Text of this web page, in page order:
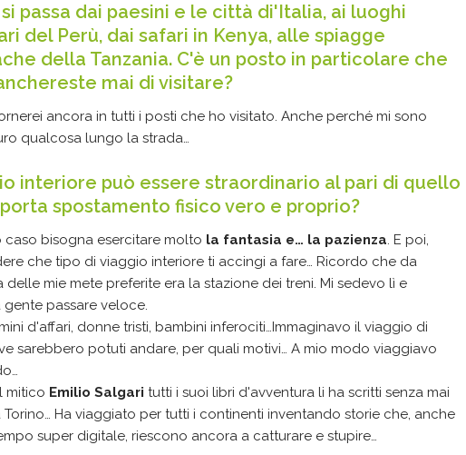
passa dai paesini e le città di'Italia, ai luoghi
del Perù, dai safari in Kenya, alle spiagge
della Tanzania. C'è un posto in particolare che
mai di visitare?
ancora in tutti i posti che ho visitato. Anche perché mi sono
qualcosa lungo la strada…
interiore può essere straordinario al pari di quello
spostamento fisico vero e proprio?
caso bisogna esercitare molto la fantasia e… la pazienza. E poi,
che tipo di viaggio interiore ti accingi a fare… Ricordo che da
delle mie mete preferite era la stazione dei treni. Mi sedevo lì e
passare veloce.
d'affari, donne tristi, bambini inferociti…Immaginavo il viaggio di
sarebbero potuti andare, per quali motivi… A mio modo viaggiavo
mitico Emilio Salgari tutti i suoi libri d'avventura li ha scritti senza mai
Torino… Ha viaggiato per tutti i continenti inventando storie che, anche
super digitale, riescono ancora a catturare e stupire…